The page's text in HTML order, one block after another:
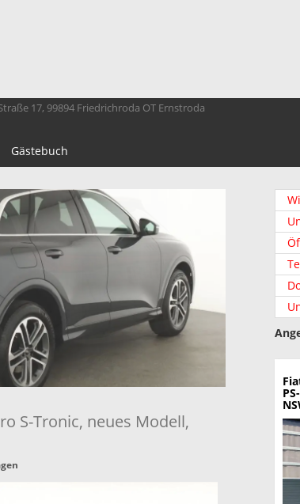
17, 99894 Friedrichroda OT Ernstroda
Gästebuch
S-Tronic, neues Modell,